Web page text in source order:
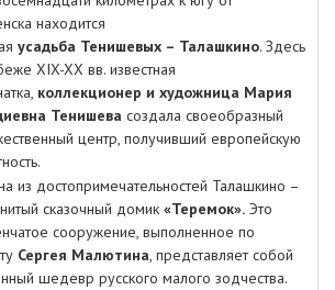
находится
усадьба Тенишевых – Талашкино. Здесь
XIX-XX вв. известная
коллекционер и художница Мария
Тенишева создала своеобразный
центр, получивший европейскую
из достопримечательностей Талашкино –
сказочный домик «Теремок». Это
сооружение, выполненное по
Сергея Малютина, представляет собой
шедевр русского малого зодчества.